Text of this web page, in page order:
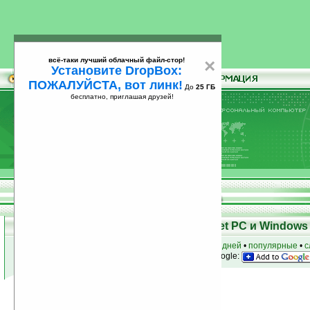
25
Программы для КПК Pocket PC и Windows
за 7 дней • популярные •
на Google:
×
всё-таки лучший облачный файл-стор!
Установите DropBox:
ПОЖАЛУЙСТА, вот линк! До 25 ГБ
бесплатно, приглашая друзей!